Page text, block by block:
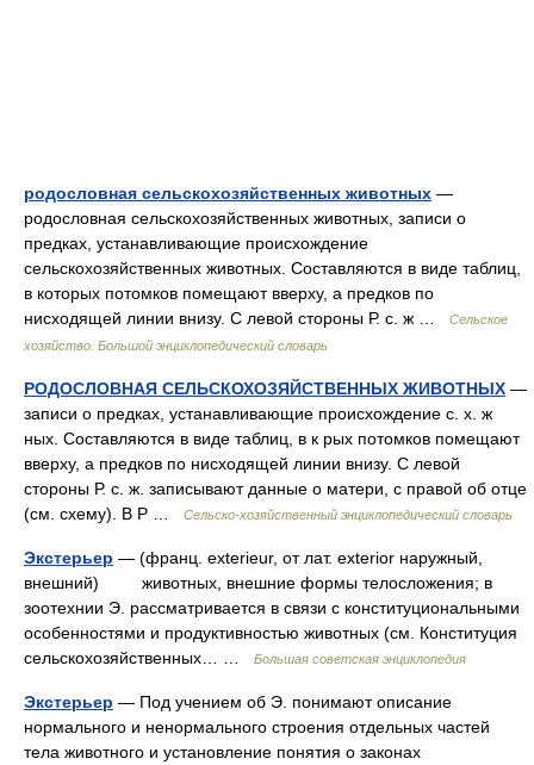
родословная сельскохозяйственных животных —
родословная сельскохозяйственных животных, записи о
предках, устанавливающие происхождение
сельскохозяйственных животных. Составляются в виде таблиц,
в которых потомков помещают вверху, а предков по
нисходящей линии внизу. С левой стороны Р. с. ж …
Сельское
хозяйство. Большой энциклопедический словарь
РОДОСЛОВНАЯ СЕЛЬСКОХОЗЯЙСТВЕННЫХ ЖИВОТНЫХ —
записи о предках, устанавливающие происхождение с. х. ж
ных. Составляются в виде таблиц, в к рых потомков помещают
вверху, а предков по нисходящей линии внизу. С левой
стороны Р. с. ж. записывают данные о матери, с правой об отце
(см. схему). В Р …
Сельско-хозяйственный энциклопедический словарь
Экстерьер — (франц. exterieur, от лат. exterior наружный,
внешний) животных, внешние формы телосложения; в
зоотехнии Э. рассматривается в связи с конституциональными
особенностями и продуктивностью животных (см. Конституция
сельскохозяйственных… …
Большая советская энциклопедия
Экстерьер — Под учением об Э. понимают описание
нормального и ненормального строения отдельных частей
тела животного и установление понятия о законах